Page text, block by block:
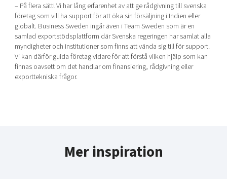
– På flera sätt! Vi har lång erfarenhet av att ge rådgivning till svenska
företag som vill ha support för att öka sin försäljning i Indien eller
globalt. Business Sweden ingår även i Team Sweden som är en
samlad exportstödsplattform där Svenska regeringen har samlat alla
myndigheter och institutioner som finns att vända sig till för support.
Vi kan därför guida företag vidare för att förstå vilken hjälp som kan
finnas oavsett om det handlar om finansiering, rådgivning eller
exporttekniska frågor.
Mer inspiration